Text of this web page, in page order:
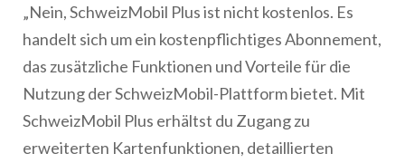
„Nein, SchweizMobil Plus ist nicht kostenlos. Es
handelt sich um ein kostenpflichtiges Abonnement,
das zusätzliche Funktionen und Vorteile für die
Nutzung der SchweizMobil-Plattform bietet. Mit
SchweizMobil Plus erhältst du Zugang zu
erweiterten Kartenfunktionen, detaillierten